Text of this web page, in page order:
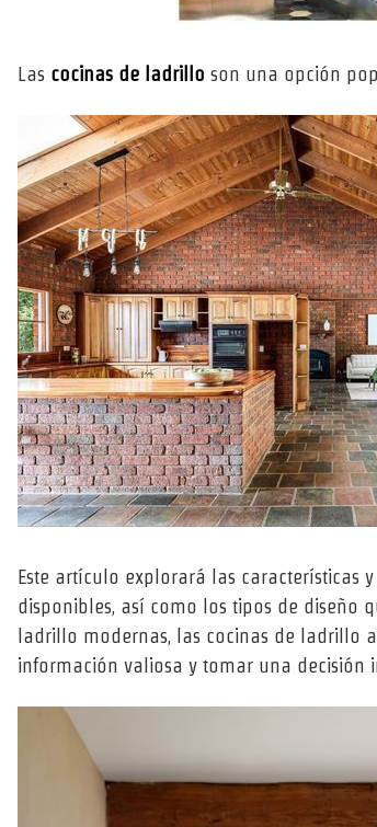
Las cocinas de ladrillo son una opción
Este artículo explorará las características
disponibles, así como los tipos de diseño
ladrillo modernas, las cocinas de ladrillo
información valiosa y tomar una decisión